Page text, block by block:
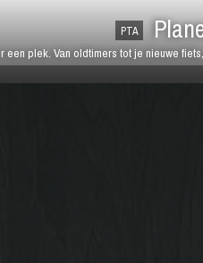
PTA
plek. Van oldtimers tot je nieuwe